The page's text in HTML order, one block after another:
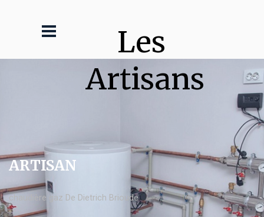
Les
Artisans
ARTISAN
chaudière gaz De Dietrich Brioude